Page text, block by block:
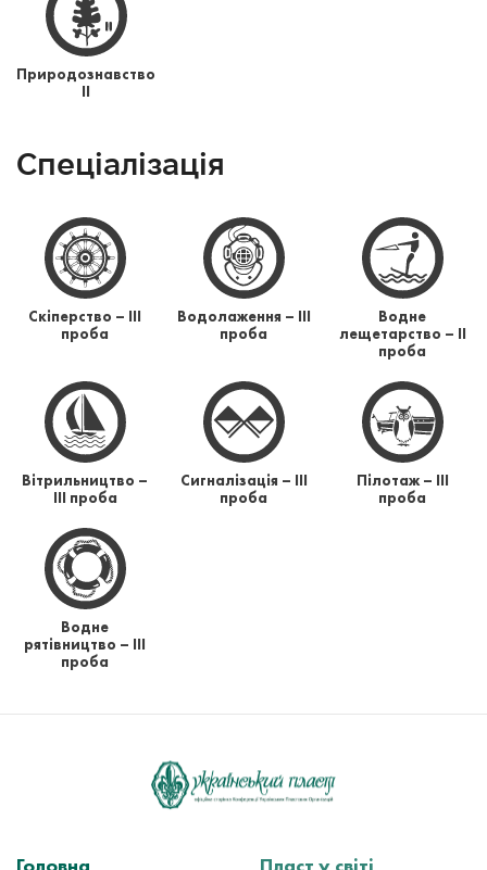
Природознавство
ІІ
Спеціалізація
Скіперство – ІІІ
проба
Водолаження – ІІІ
проба
Водне
лещетарство – ІІ
проба
Вітрильництво –
ІІІ проба
Сигналізація – ІІІ
проба
Пілотаж – ІІІ
проба
Водне
рятівництво – ІІІ
проба